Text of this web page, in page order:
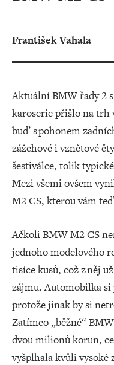
František Vahala
Aktuální BMW řady 2
karoserie přišlo na trh
buď s pohonem
zážehové i vznětové
šestiválce, tolik
Mezi všemi ovšem
M2 CS, kterou vám
Ačkoli BMW M2 CS
jednoho modelového
tisíce kusů, což z něj
zájmu. Automobilka si
protože jinak by si
Zatímco „běžné“
dvou milionů korun,
vyšplhala kvůli